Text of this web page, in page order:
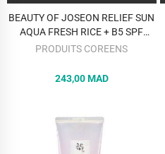
BEAUTY OF JOSEON RELIEF SUN
AQUA FRESH RICE + B5 SPF
50+PA++++ 50ML
PRODUITS COREENS
243,00 MAD